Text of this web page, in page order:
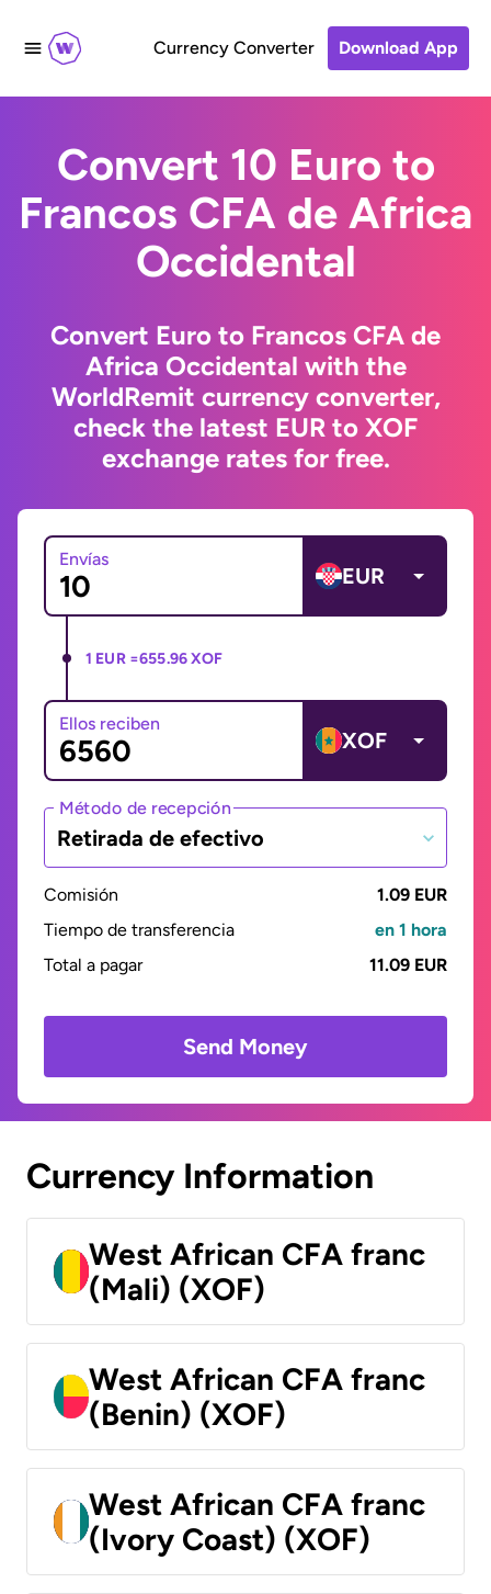
Currency Converter Download App
Convert 10 Euro to
Francos CFA de Africa
Occidental
Convert Euro to Francos CFA de
Africa Occidental with the
WorldRemit currency converter,
check the latest EUR to XOF
exchange rates for free.
Envías
EUR
1 EUR =655.96 XOF
Ellos reciben
XOF
Método de recepción
Retirada de efectivo
Comisión
1.09 EUR
Tiempo de transferencia
en 1 hora
Total a pagar
11.09 EUR
Send Money
Currency Information
West African CFA franc
(Mali) (XOF)
West African CFA franc
(Benin) (XOF)
West African CFA franc
(Ivory Coast) (XOF)